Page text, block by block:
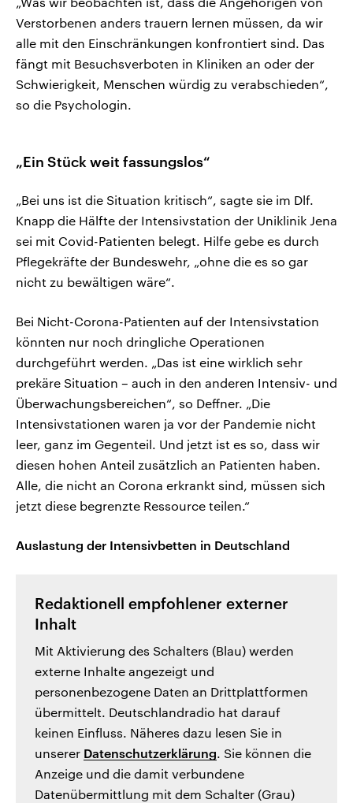
Verstorbenen anders trauern lernen müssen, da wir
alle mit den Einschränkungen konfrontiert sind. Das
fängt mit Besuchsverboten in Kliniken an oder der
Schwierigkeit, Menschen würdig zu verabschieden“,
so die Psychologin.
„Ein Stück weit fassungslos“
„Bei uns ist die Situation kritisch“, sagte sie im Dlf.
Knapp die Hälfte der Intensivstation der Uniklinik Jena
sei mit Covid-Patienten belegt. Hilfe gebe es durch
Pflegekräfte der Bundeswehr, „ohne die es so gar
nicht zu bewältigen wäre“.
Bei Nicht-Corona-Patienten auf der Intensivstation
könnten nur noch dringliche Operationen
durchgeführt werden. „Das ist eine wirklich sehr
prekäre Situation – auch in den anderen Intensiv- und
Überwachungsbereichen“, so Deffner. „Die
Intensivstationen waren ja vor der Pandemie nicht
leer, ganz im Gegenteil. Und jetzt ist es so, dass wir
diesen hohen Anteil zusätzlich an Patienten haben.
Alle, die nicht an Corona erkrankt sind, müssen sich
jetzt diese begrenzte Ressource teilen.“
Auslastung der Intensivbetten in Deutschland
Redaktionell empfohlener externer
Inhalt
Mit Aktivierung des Schalters (Blau) werden
externe Inhalte angezeigt und
personenbezogene Daten an Drittplattformen
übermittelt. Deutschlandradio hat darauf
keinen Einfluss. Näheres dazu lesen Sie in
unserer Datenschutzerklärung. Sie können die
Anzeige und die damit verbundene
Datenübermittlung mit dem Schalter (Grau)